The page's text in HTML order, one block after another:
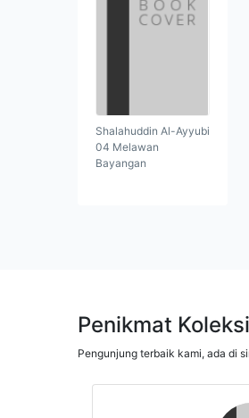
Shalahuddin Al-Ayyubi
04 Melawan
Bayangan
Penikmat
Pengunjung terbaik kami, ada di